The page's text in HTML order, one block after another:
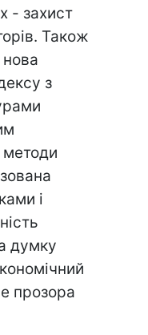
- захист
Також
з
методи
і
думку
прозора